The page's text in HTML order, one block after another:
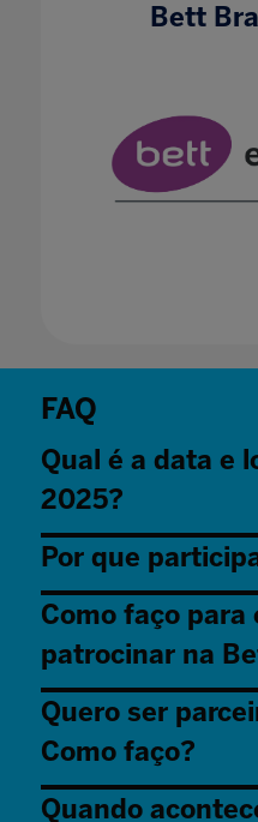
Bett
FAQ
Qual é a data e
2025?
Por que
Como faço para
patrocinar na
Quero ser
Como faço?
Quando